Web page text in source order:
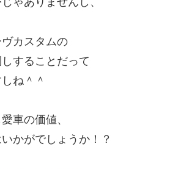
カスタムの
することだって
ね＾＾
車の価値、
かがでしょうか！？